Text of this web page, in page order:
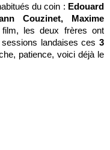
du coin : Edouard
Couzinet, Maxime
les deux frères ont
landaises ces 3
patience, voici déjà le